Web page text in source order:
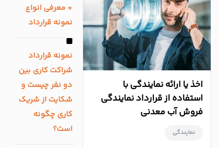
اخذ یا ارائه نمایندگی با
استفاده از قرارداد نمایندگی
فروش آب معدنی
نمایندگی
+ معرفی انواع
نمونه قرارداد
نمونه قرارداد
شراکت کاری بین
دو نفر چیست و
شکایت از شریک
کاری چگونه
است؟